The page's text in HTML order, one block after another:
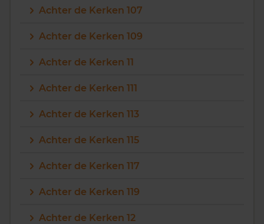
Maandag t/m vrijdag - 08:00 -18:00
Achter de Kerken 107
Achter de Kerken 109
Achter de Kerken 11
Achter de Kerken 111
Achter de Kerken 113
Achter de Kerken 115
Achter de Kerken 117
Achter de Kerken 119
Achter de Kerken 12